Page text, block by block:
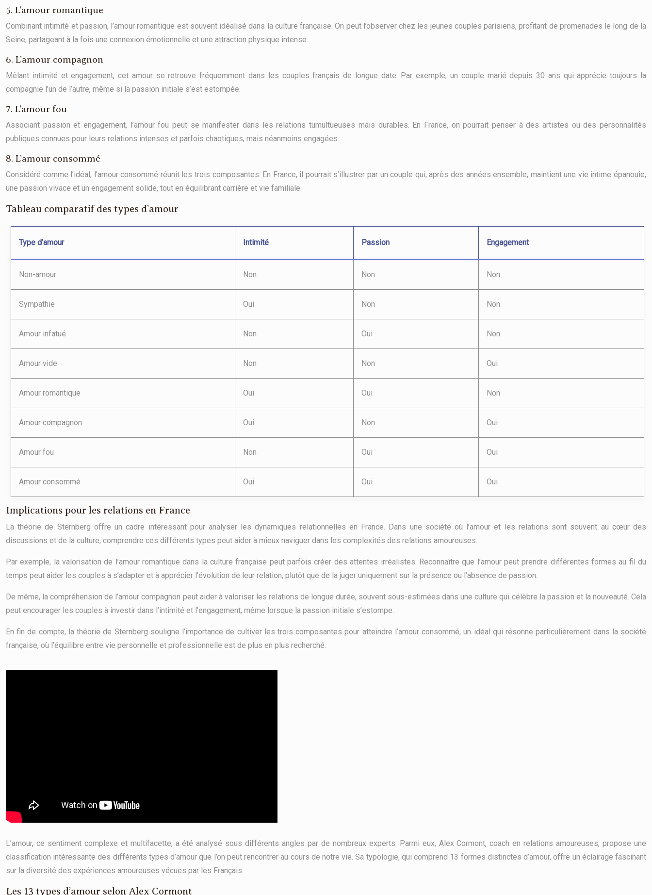
5. L’amour romantique
Combinant intimité et passion, l’amour romantique est souvent idéalisé dans la culture française. On peut l’observer chez les jeunes couples parisiens, profitant de promenades le long de la
Seine, partageant à la fois une connexion émotionnelle et une attraction physique intense.
6. L’amour compagnon
Mêlant intimité et engagement, cet amour se retrouve fréquemment dans les couples français de longue date. Par exemple, un couple marié depuis 30 ans qui apprécie toujours la
compagnie l’un de l’autre, même si la passion initiale s’est estompée.
7. L’amour fou
Associant passion et engagement, l’amour fou peut se manifester dans les relations tumultueuses mais durables. En France, on pourrait penser à des artistes ou des personnalités
publiques connues pour leurs relations intenses et parfois chaotiques, mais néanmoins engagées.
8. L’amour consommé
Considéré comme l’idéal, l’amour consommé réunit les trois composantes. En France, il pourrait s’illustrer par un couple qui, après des années ensemble, maintient une vie intime épanouie,
une passion vivace et un engagement solide, tout en équilibrant carrière et vie familiale.
Tableau comparatif des types d’amour
Type d’amour Intimité Passion Engagement
Non-amour Non Non Non
Sympathie Oui Non Non
Amour infatué Non Oui Non
Amour vide Non Non Oui
Amour romantique Oui Oui Non
Amour compagnon Oui Non Oui
Amour fou Non Oui Oui
Amour consommé Oui Oui Oui
Implications pour les relations en France
La théorie de Sternberg offre un cadre intéressant pour analyser les dynamiques relationnelles en France. Dans une société où l’amour et les relations sont souvent au cœur des
discussions et de la culture, comprendre ces différents types peut aider à mieux naviguer dans les complexités des relations amoureuses.
Par exemple, la valorisation de l’amour romantique dans la culture française peut parfois créer des attentes irréalistes. Reconnaître que l’amour peut prendre différentes formes au fil du
temps peut aider les couples à s’adapter et à apprécier l’évolution de leur relation, plutôt que de la juger uniquement sur la présence ou l’absence de passion.
De même, la compréhension de l’amour compagnon peut aider à valoriser les relations de longue durée, souvent sous-estimées dans une culture qui célèbre la passion et la nouveauté. Cela
peut encourager les couples à investir dans l’intimité et l’engagement, même lorsque la passion initiale s’estompe.
En fin de compte, la théorie de Sternberg souligne l’importance de cultiver les trois composantes pour atteindre l’amour consommé, un idéal qui résonne particulièrement dans la société
française, où l’équilibre entre vie personnelle et professionnelle est de plus en plus recherché.
L’amour, ce sentiment complexe et multifacette, a été analysé sous différents angles par de nombreux experts. Parmi eux, Alex Cormont, coach en relations amoureuses, propose une
classification intéressante des différents types d’amour que l’on peut rencontrer au cours de notre vie. Sa typologie, qui comprend 13 formes distinctes d’amour, offre un éclairage fascinant
sur la diversité des expériences amoureuses vécues par les Français.
Les 13 types d’amour selon Alex Cormont